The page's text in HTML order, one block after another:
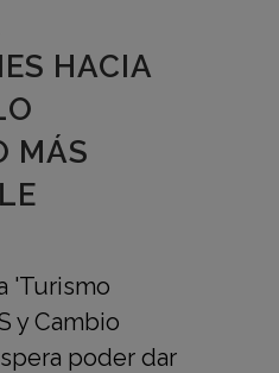
HACIA
MÁS
'Turismo
y Cambio
poder dar